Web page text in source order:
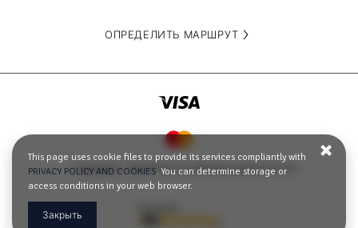
ОПРЕДЕЛИТЬ МАРШРУТ
Правила Nолитика конфиденциальности
This page uses cookie files to provide its services compliantly with
PRIVACY POLICY AND COOKIES. You can determine storage or
access conditions in your web browser.
Закрыть